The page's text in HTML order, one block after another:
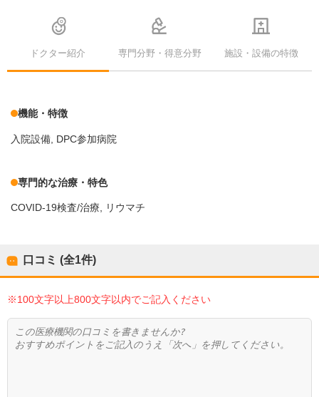
ドクター紹介 専門分野・得意分野 施設・設備の特徴
機能・特徴
入院設備 DPC参加病院
専門的な治療・特色
COVID-19検査/治療 リウマチ
口コミ (全1件)
※100文字以上800文字以内でご記入ください